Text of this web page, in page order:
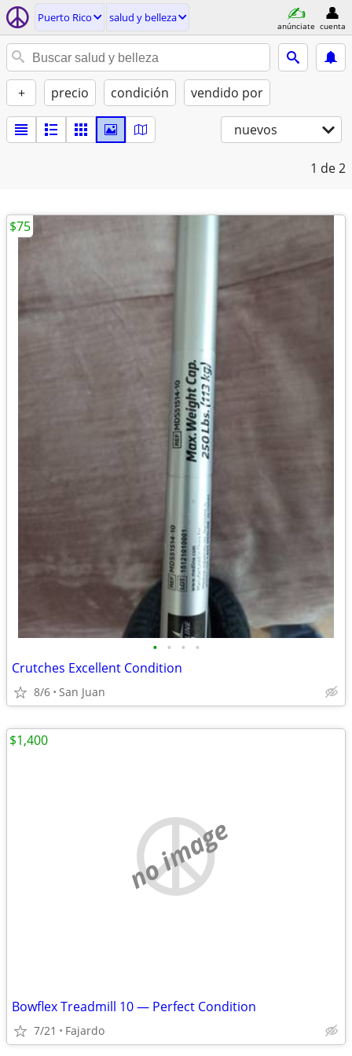
Puerto Rico salud y belleza
anúnciate cuenta
+ precio condición vendido por
nuevos
1 de 2
• • • •
Crutches Excellent Condition
8/6 San Juan
$75
no image
Bowflex Treadmill 10 — Perfect Condition
7/21 Fajardo
$1,400